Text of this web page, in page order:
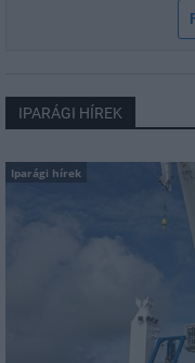
IPARÁGI HÍREK
Iparági hírek